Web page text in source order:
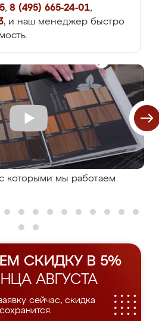
, 8 (495) 665-24-01,
, и наш менеджер быстро
которыми мы работаем
СКИДКУ В 5%
АВГУСТА
сейчас, скидка
сохранится.